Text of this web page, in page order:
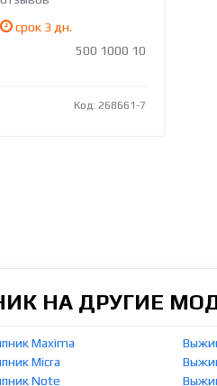
срок 3 дн.
500 1000 10
Код: 268661-7
НА ДРУГИЕ
Maxima
Micra
Note